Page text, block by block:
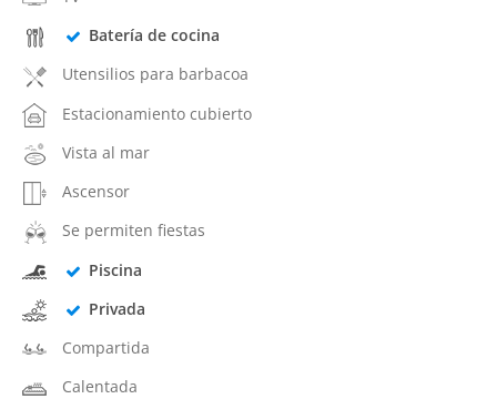
Batería de cocina
Utensilios para barbacoa
Estacionamiento cubierto
Vista al mar
Ascensor
Se permiten fiestas
Piscina
Privada
Compartida
Calentada